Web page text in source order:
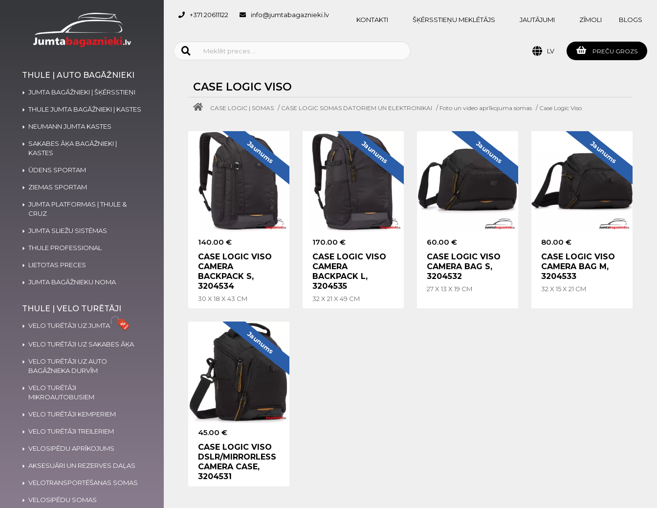
THULE | AUTO BAGĀŽNIEKI
JUMTA BAGĀŽNIEKI | ŠĶĒRSSTIEŅI
THULE JUMTA BAGĀŽNIEKI | KASTES
NEUMANN JUMTA KASTES
SAKABES ĀĶA BAGĀŽNIEKI |
KASTES
ŪDENS SPORTAM
ZIEMAS SPORTAM
JUMTA PLATFORMAS | THULE &
CRUZ
JUMTA SLIEŽU SISTĒMAS
THULE PROFESSIONAL
LIETOTAS PRECES
JUMTA BAGĀŽNIEKU NOMA
THULE | VELO TURĒTĀJI
VELO TURĒTĀJI UZ JUMTA
VELO TURĒTĀJI UZ SAKABES ĀĶA
VELO TURĒTĀJI UZ AUTO
BAGĀŽNIEKA DURVĪM
VELO TURĒTĀJI
MIKROAUTOBUSIEM
VELO TURĒTĀJI KEMPERIEM
VELO TURĒTĀJI TREILERIEM
VELOSIPĒDU APRĪKOJUMS
AKSESUĀRI UN REZERVES DAĻAS
VELOTRANSPORTĒŠANAS SOMAS
VELOSIPĒDU SOMAS
+371 20611122 info@jumtabagaznieki.lv
KONTAKTI ŠĶĒRSSTIEŅU MEKLĒTĀJS JAUTĀJUMI ZĪMOLI BLOGS
PREČU GROZS
LV
CASE LOGIC VISO
CASE LOGIC | SOMAS / CASE LOGIC SOMAS DATORIEM UN ELEKTRONIKAI / Foto un video aprīkojuma somas / Case Logic Viso
140.00 €
CASE LOGIC VISO
CAMERA
BACKPACK S,
3204534
30 X 18 X 43 CM
Jaunums
170.00 €
CASE LOGIC VISO
CAMERA
BACKPACK L,
3204535
32 X 21 X 49 CM
Jaunums
60.00 €
CASE LOGIC VISO
CAMERA BAG S,
3204532
27 X 13 X 19 CM
Jaunums
80.00 €
CASE LOGIC VISO
CAMERA BAG M,
3204533
32 X 15 X 21 CM
Jaunums
45.00 €
CASE LOGIC VISO
DSLR/MIRRORLESS
CAMERA CASE,
3204531
Jaunums